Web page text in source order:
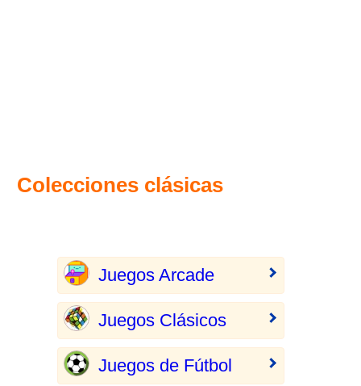
Colecciones clásicas
Juegos Arcade
Juegos Clásicos
Juegos de Fútbol